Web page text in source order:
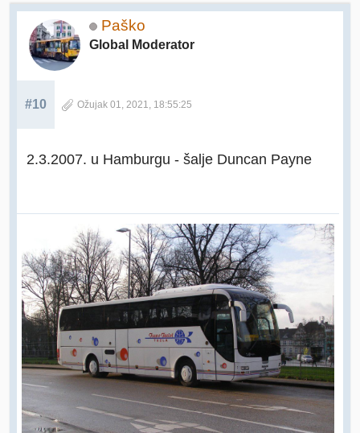
Paško
Global Moderator
#10 Ožujak 01, 2021, 18:55:25
2.3.2007. u Hamburgu - šalje Duncan Payne